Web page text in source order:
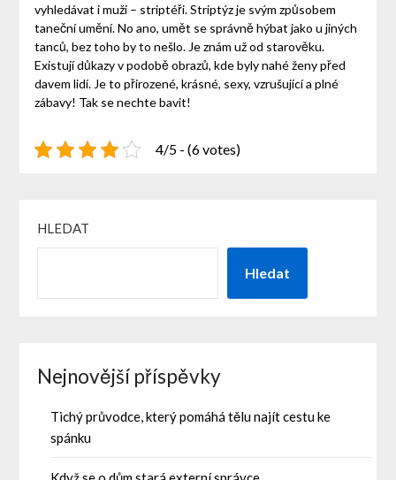
vyhledávat i muži – striptéři. Striptýz je svým způsobem
taneční umění. No ano, umět se správně hýbat jako u jiných
tanců, bez toho by to nešlo. Je znám už od starověku.
Existují důkazy v podobě obrazů, kde byly nahé ženy před
davem lidí. Je to přirozené, krásné, sexy, vzrušující a plné
zábavy! Tak se nechte bavit!
4/5 - (6 votes)
HLEDAT
Hledat
Nejnovější příspěvky
Tichý průvodce, který pomáhá tělu najít cestu ke
spánku